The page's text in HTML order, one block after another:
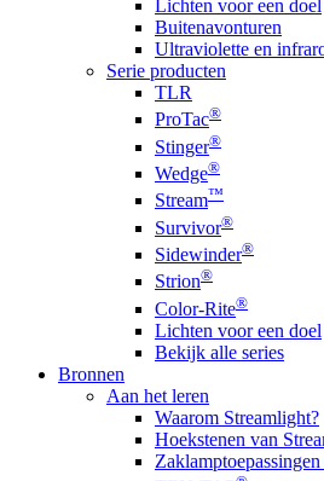
Lichten voor een doel
Buitenavonturen
Ultraviolette en
Serie producten
TLR
ProTac®
Stinger®
Wedge®
Stream™
Survivor®
Sidewinder®
Strion®
Color-Rite®
Lichten voor een doel
Bekijk alle series
Bronnen
Aan het leren
Waarom Streamlight?
Hoekstenen van